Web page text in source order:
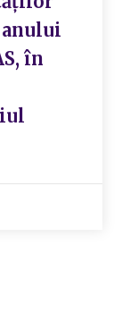
anului
în